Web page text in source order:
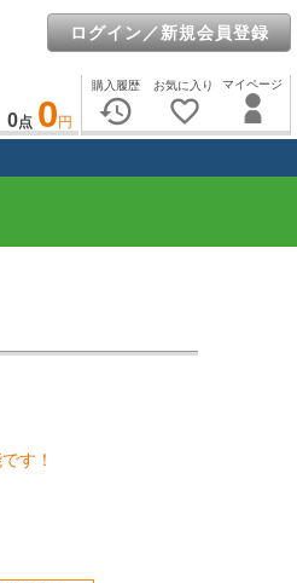
ログイン／新規会員登録
マイページ
お気に入り
favorite_border
購入履歴
history
0点 0 円
す！